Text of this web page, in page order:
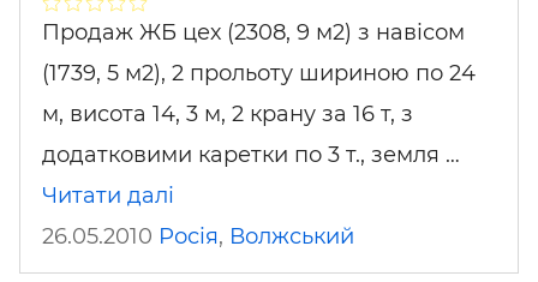
Продаж ЖБ цех (2308, 9 м2) з навісом
(1739, 5 м2), 2 прольоту шириною по 24
м, висота 14, 3 м, 2 крану за 16 т, з
додатковими каретки по 3 т., земля …
Читати далі
26.05.2010 Росія, Волжський